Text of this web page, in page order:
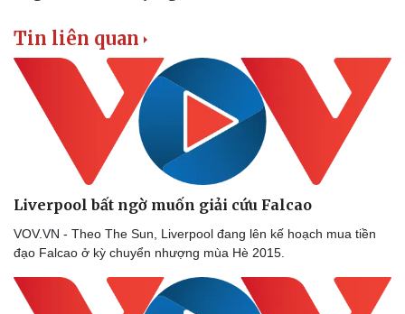
Tin liên quan
Liverpool bất ngờ muốn giải cứu Falcao
VOV.VN - Theo The Sun, Liverpool đang lên kế hoạch mua tiền
đạo Falcao ở kỳ chuyển nhượng mùa Hè 2015.